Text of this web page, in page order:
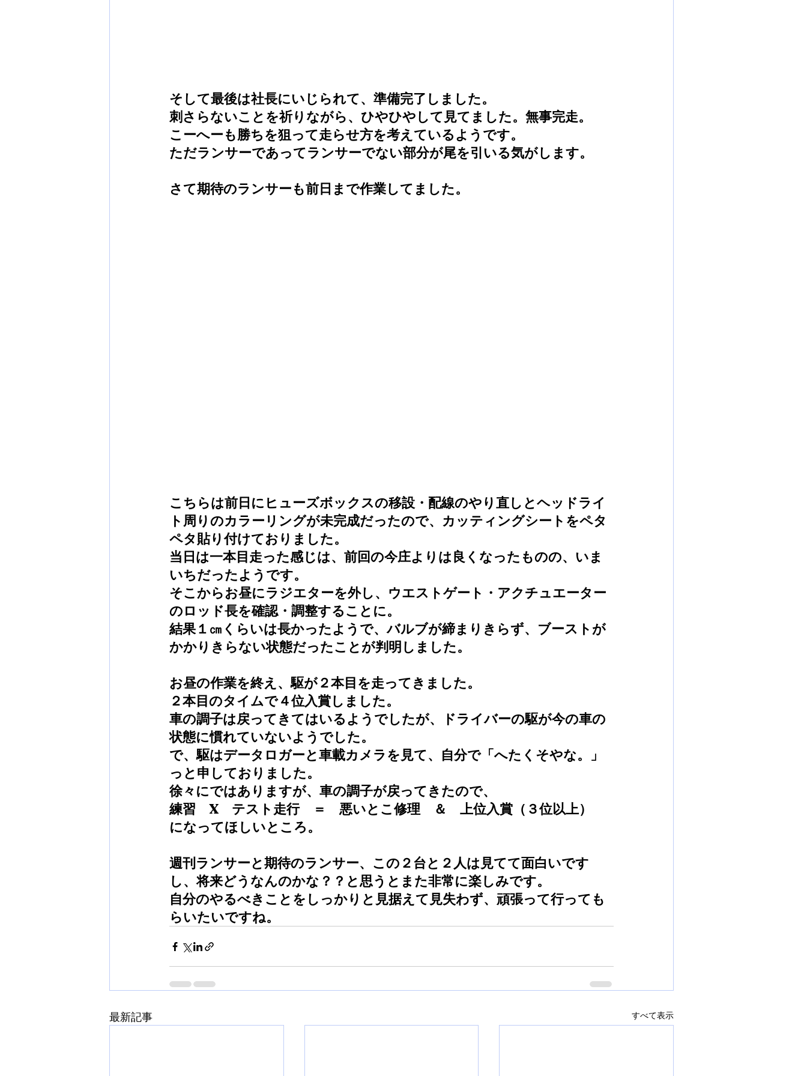
そして最後は社長にいじられて、準備完了しました。
刺さらないことを祈りながら、ひやひやして見てました。無事完走。
こーへーも勝ちを狙って走らせ方を考えているようです。
ただランサーであってランサーでない部分が尾を引いる気がします。
さて期待のランサーも前日まで作業してました。
こちらは前日にヒューズボックスの移設・配線のやり直しとヘッドライ
ト周りのカラーリングが未完成だったので、カッティングシートをペタ
ペタ貼り付けておりました。
当日は一本目走った感じは、前回の今庄よりは良くなったものの、いま
いちだったようです。
そこからお昼にラジエターを外し、ウエストゲート・アクチュエーター
のロッド長を確認・調整することに。
結果１㎝くらいは長かったようで、バルブが締まりきらず、ブーストが
かかりきらない状態だったことが判明しました。
お昼の作業を終え、駆が２本目を走ってきました。
２本目のタイムで４位入賞しました。
車の調子は戻ってきてはいるようでしたが、ドライバーの駆が今の車の
状態に慣れていないようでした。
で、駆はデータロガーと車載カメラを見て、自分で「へたくそやな。」
っと申しておりました。
徐々にではありますが、車の調子が戻ってきたので、
練習　X　テスト走行　＝　悪いとこ修理　＆　上位入賞（３位以上）
になってほしいところ。
週刊ランサーと期待のランサー、この２台と２人は見てて面白いです
し、将来どうなんのかな？？と思うとまた非常に楽しみです。
自分のやるべきことをしっかりと見据えて見失わず、頑張って行っても
らいたいですね。
最新記事 すべて表示